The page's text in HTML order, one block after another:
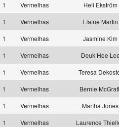
1 Vermelhas
Heli Ekström
1 Vermelhas
Elaine Martin
1 Vermelhas
Jasmine Kim
1 Vermelhas
Deuk Hee
1 Vermelhas
Teresa
1 Vermelhas
Bernie
1 Vermelhas
Martha Jones
1 Vermelhas
Laurence